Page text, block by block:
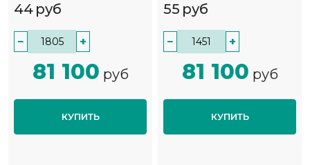
44 руб
− +
81 100 руб
КУПИТЬ
55 руб
− +
81 100 руб
КУПИТЬ